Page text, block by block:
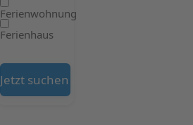
Ferienwohnung
Ferienhaus
Jetzt suchen auf Booking.com